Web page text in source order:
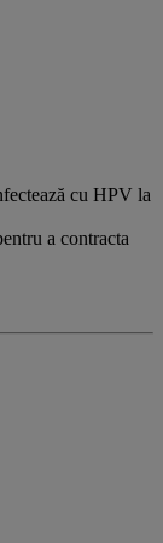
cu HPV la
a contracta